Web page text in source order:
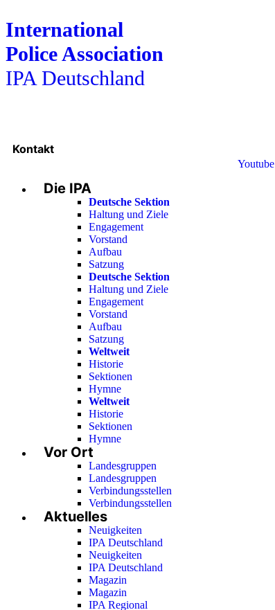
International
Police Association
IPA Deutschland
Kontakt
Youtube
Die IPA
Deutsche Sektion
Haltung und Ziele
Engagement
Vorstand
Aufbau
Satzung
Deutsche Sektion
Haltung und Ziele
Engagement
Vorstand
Aufbau
Satzung
Weltweit
Historie
Sektionen
Hymne
Weltweit
Historie
Sektionen
Hymne
Vor Ort
Landesgruppen
Landesgruppen
Verbindungsstellen
Verbindungsstellen
Aktuelles
Neuigkeiten
IPA Deutschland
Neuigkeiten
IPA Deutschland
Magazin
Magazin
IPA Regional